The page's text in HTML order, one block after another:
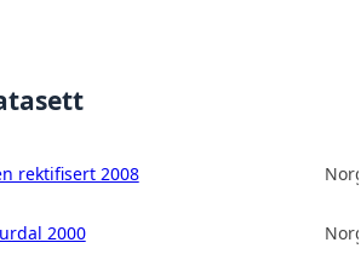
rektifisert 2008
2000